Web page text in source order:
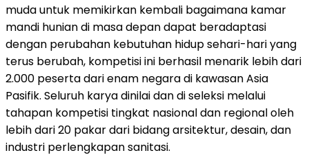
muda untuk memikirkan kembali bagaimana kamar
mandi hunian di masa depan dapat beradaptasi
dengan perubahan kebutuhan hidup sehari-hari yang
terus berubah, kompetisi ini berhasil menarik lebih dari
2.000 peserta dari enam negara di kawasan Asia
Pasifik. Seluruh karya dinilai dan di seleksi melalui
tahapan kompetisi tingkat nasional dan regional oleh
lebih dari 20 pakar dari bidang arsitektur, desain, dan
industri perlengkapan sanitasi.